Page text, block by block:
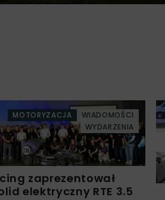
MOTORYZACJA
WIADOMOŚCI
WYDARZENIA
zaprezentował
elektryczny RTE 3.5